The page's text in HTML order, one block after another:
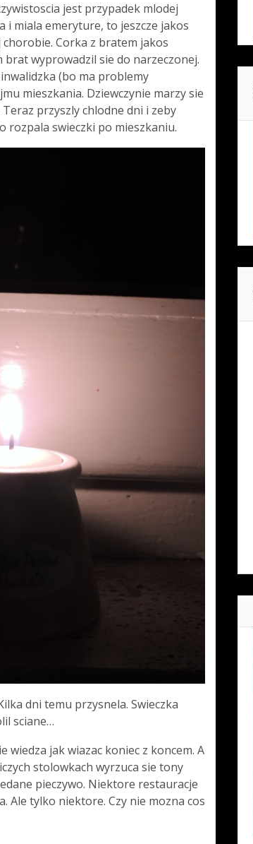
jest przypadek mlodej
i miala emeryture, to jeszcze jakos
chorobie. Corka z bratem jakos
wyprowadzil sie do narzeczonej.
(bo ma problemy
mieszkania. Dziewczynie marzy sie
przyszly chlodne dni i zeby
rozpala swieczki po mieszkaniu.
dni temu przysnela. Swieczka
sciane…
wiedza jak wiazac koniec z koncem. A
stolowkach wyrzuca sie tony
pieczywo. Niektore restauracje
Ale tylko niektore. Czy nie mozna cos